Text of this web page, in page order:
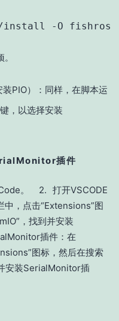
-O fishros
PIO）：同样，在脚本运
，以选择安装
插件
。 2. 打开VSCODE
中，点击“Extensions”图
，找到并安装
插件：在
图标，然后在搜索
安装SerialMonitor插